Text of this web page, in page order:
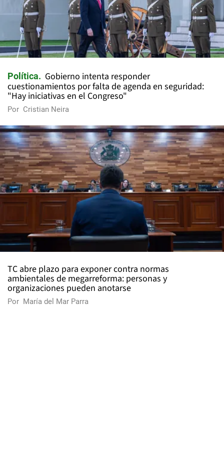
Política
Gobierno intenta responder
cuestionamientos por falta de agenda en seguridad:
"Hay iniciativas en el Congreso"
Por Cristian Neira
TC abre plazo para exponer contra normas
ambientales de megarreforma: personas y
organizaciones pueden anotarse
Por María del Mar Parra